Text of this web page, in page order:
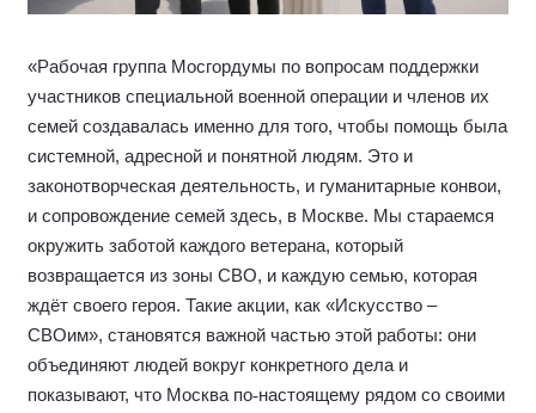
«Рабочая группа Мосгордумы по вопросам поддержки
участников специальной военной операции и членов их
семей создавалась именно для того, чтобы помощь была
системной, адресной и понятной людям. Это и
законотворческая деятельность, и гуманитарные конвои,
и сопровождение семей здесь, в Москве. Мы стараемся
окружить заботой каждого ветерана, который
возвращается из зоны СВО, и каждую семью, которая
ждёт своего героя. Такие акции, как «Искусство –
СВОим», становятся важной частью этой работы: они
объединяют людей вокруг конкретного дела и
показывают, что Москва по‑настоящему рядом со своими